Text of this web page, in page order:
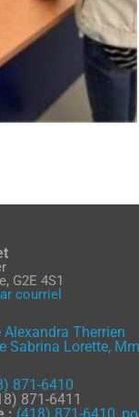
G2E 4S1
courriel
Alexandra Therrien
Sabrina Lorette,
871-6410
871-6411